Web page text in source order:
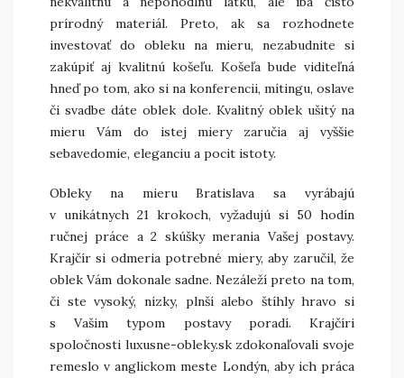
prírodný materiál. Preto, ak sa rozhodnete
investovať do obleku na mieru, nezabudnite si
zakúpiť aj kvalitnú košeľu. Košeľa bude viditeľná
hneď po tom, ako si na konferencii, mítingu, oslave
či svadbe dáte oblek dole. Kvalitný oblek ušitý na
mieru Vám do istej miery zaručia aj vyššie
sebavedomie, eleganciu a pocit istoty.
Obleky na mieru Bratislava sa vyrábajú
v unikátnych 21 krokoch, vyžadujú si 50 hodín
ručnej práce a 2 skúšky merania Vašej postavy.
Krajčír si odmeria potrebné miery, aby zaručil, že
oblek Vám dokonale sadne. Nezáleží preto na tom,
či ste vysoký, nízky, plnší alebo štíhly hravo si
s Vašim typom postavy poradí. Krajčíri
spoločnosti luxusne-obleky.sk zdokonaľovali svoje
remeslo v anglickom meste Londýn, aby ich práca